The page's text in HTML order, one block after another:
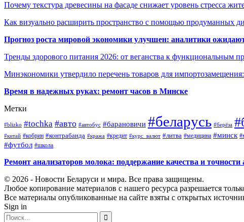
Почему текстура древесины на фасаде снижает уровень стресса
Как визуально расширить пространство с помощью продуманных
Прогноз роста мировой экономики улучшен: аналитики
Тренды здорового питания 2026: от веганства к функциональным
Минэкономики утвердило перечень товаров для
Время в надежных руках: ремонт часов в Минске
Метки
#blizko #tochka #авто #автобус #барановичи #беларусь #берёза
#китай #кобрин #контрабанда #кража #кредит #курс_валют #литва #медицина #минск
#футбол #школа
Ремонт анализаторов молока: поддержание качества и точности
© 2026 - Новости Беларуси и мира. Все права защищены.
Любое копирование материалов с нашего ресурса разрешается
Все материалы опубликованные на сайте взяты с открытых
Sign in